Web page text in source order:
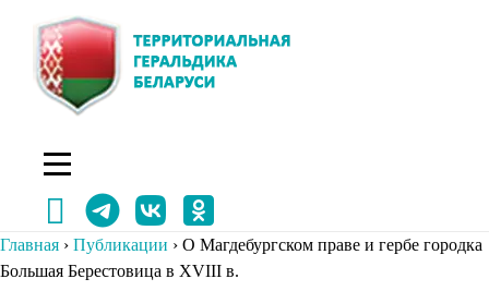
содержимому
Главная › Публикации › О Магдебургском праве и гербе городка
Большая Берестовица в XVIII в.